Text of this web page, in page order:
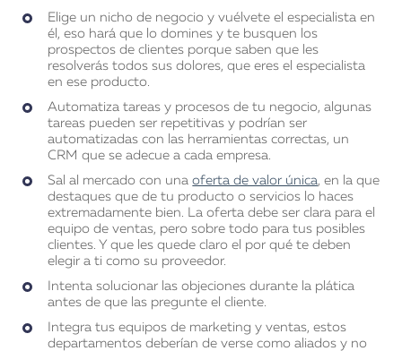
Elige un nicho de negocio y vuélvete el especialista en
él, eso hará que lo domines y te busquen los
prospectos de clientes porque saben que les
resolverás todos sus dolores, que eres el especialista
en ese producto.
Automatiza tareas y procesos de tu negocio, algunas
tareas pueden ser repetitivas y podrían ser
automatizadas con las herramientas correctas, un
CRM que se adecue a cada empresa.
Sal al mercado con unaoferta de valor única , en la que
destaques que de tu producto o servicios lo haces
extremadamente bien. La oferta debe ser clara para el
equipo de ventas, pero sobre todo para tus posibles
clientes. Y que les quede claro el por qué te deben
elegir a ti como su proveedor.
Intenta solucionar las objeciones durante la plática
antes de que las pregunte el cliente.
Integra tus equipos de marketing y ventas, estos
departamentos deberían de verse como aliados y no